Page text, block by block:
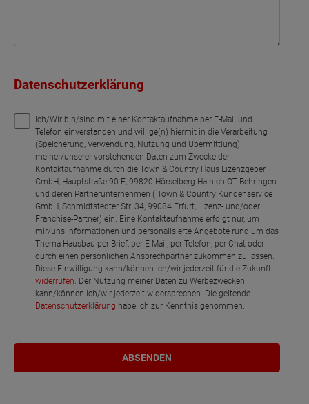
Datenschutzerklärung
Ich/Wir bin/sind mit einer Kontaktaufnahme per E-Mail und
Telefon einverstanden und willige(n) hiermit in die Verarbeitung
(Speicherung, Verwendung, Nutzung und Übermittlung)
meiner/unserer vorstehenden Daten zum Zwecke der
Kontaktaufnahme durch die Town & Country Haus Lizenzgeber
GmbH, Hauptstraße 90 E, 99820 Hörselberg-Hainich OT Behringen
und deren Partnerunternehmen ( Town & Country Kundenservice
GmbH, Schmidtstedter Str. 34, 99084 Erfurt, Lizenz- und/oder
Franchise-Partner) ein. Eine Kontaktaufnahme erfolgt nur, um
mir/uns Informationen und personalisierte Angebote rund um das
Thema Hausbau per Brief, per E-Mail, per Telefon, per Chat oder
durch einen persönlichen Ansprechpartner zukommen zu lassen.
Diese Einwilligung kann/können ich/wir jederzeit für die Zukunft
widerrufen. Der Nutzung meiner Daten zu Werbezwecken
kann/können ich/wir jederzeit widersprechen. Die geltende
Datenschutzerklärung habe ich zur Kenntnis genommen.